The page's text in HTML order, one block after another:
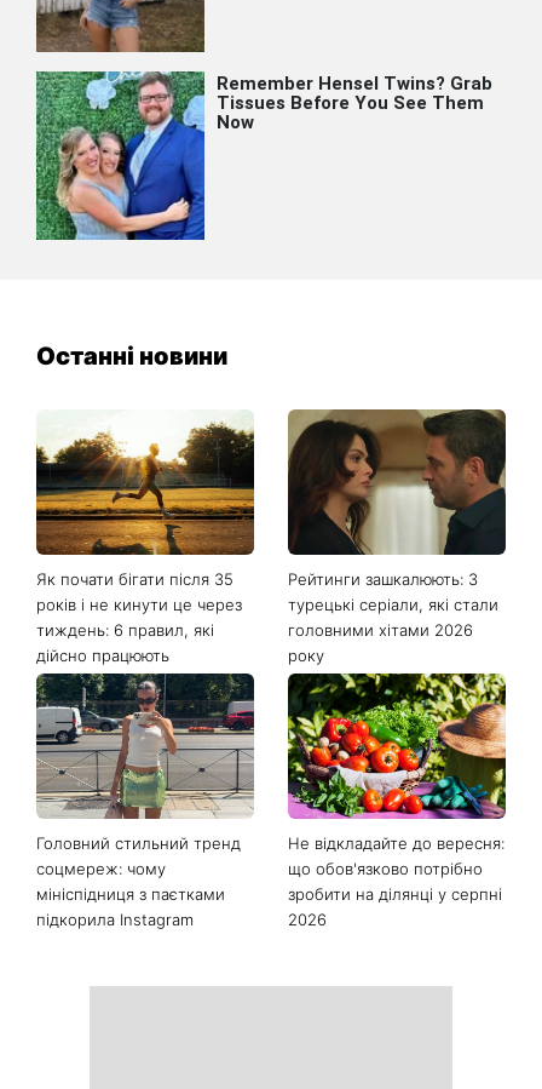
Останні новини
Як почати бігати після 35
років і не кинути це через
тиждень: 6 правил, які
дійсно працюють
Рейтинги зашкалюють: 3
турецькі серіали, які стали
головними хітами 2026
року
Головний стильний тренд
соцмереж: чому
мініспідниця з паєтками
підкорила Instagram
Не відкладайте до вересня:
що обов'язково потрібно
зробити на ділянці у серпні
2026